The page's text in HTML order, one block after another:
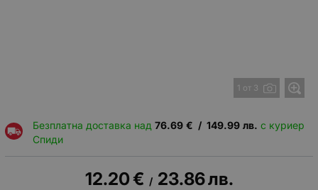
1 от 3
Безплатна доставка над 76.69 € / 149.99 лв. с куриер
Спиди
12.20€ / 23.86лв.